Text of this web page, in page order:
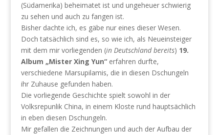
(Südamerika) beheimatet ist und ungeheuer schwierig
zu sehen und auch zu fangen ist.
Bisher dachte ich, es gäbe nur eines dieser Wesen.
Doch tatsächlich sind es, so wie ich, als Neueinsteiger
mit dem mir vorliegenden (in Deutschland bereits) 19.
Album „Mister Xing Yun“erfahren durfte,
verschiedene Marsupilamis, die in diesen Dschungeln
ihr Zuhause gefunden haben.
Die vorliegende Geschichte spielt sowohl in der
Volksrepunlik China, in einem Kloste rund hauptsächlich
in eben diesen Dschungeln.
Mir gefallen die Zeichnungen und auch der Aufbau der